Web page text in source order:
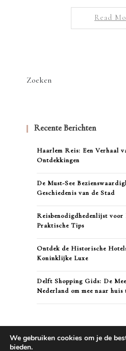
Read
Zoeken
Recente Berichten
Haarlem Reis: Een Verhaal
Ontdekkingen
De Must-See
Geschiedenis van de Stad
Reisbenodigdhedenlijst
Praktische Tips
Ontdek de Historische
Koninklijke Luxe
Delft Shopping Gids: De
Nederland om mee naar huis
We gebruiken cookies om je de
bieden.